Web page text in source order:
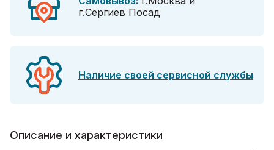
г.Сергиев Посад
Наличие своей сервисной службы
Описание и характеристики